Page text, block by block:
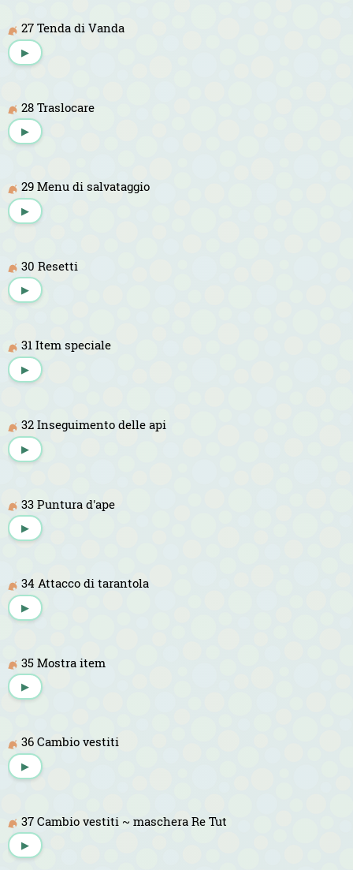
27 Tenda di Vanda
▶
28 Traslocare
▶
29 Menu di salvataggio
▶
30 Resetti
▶
31 Item speciale
▶
32 Inseguimento delle api
▶
33 Puntura d'ape
▶
34 Attacco di tarantola
▶
35 Mostra item
▶
36 Cambio vestiti
▶
37 Cambio vestiti ~ maschera Re Tut
▶